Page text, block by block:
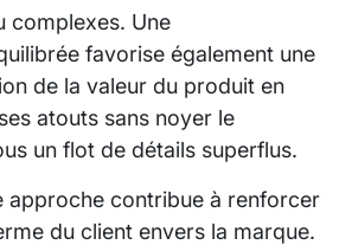
complexes. Une
favorise également une
de la valeur du produit en
atouts sans noyer le
un flot de détails superflus.
approche contribue à renforcer
du client envers la marque.